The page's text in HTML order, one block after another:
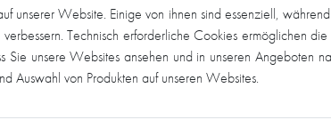
unserer Website. Einige von ihnen sind essenziell,
verbessern. Technisch erforderliche Cookies ermöglichen
Sie unsere Websites ansehen und in unseren Angeboten
Auswahl von Produkten auf unseren Websites.